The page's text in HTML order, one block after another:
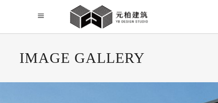
IMAGE GALLERY